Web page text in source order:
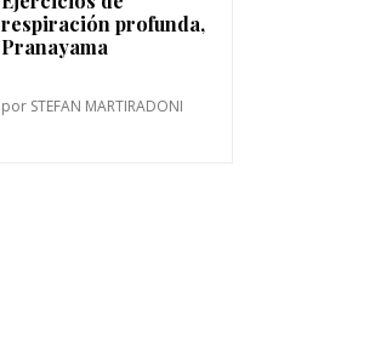
respiración profunda,
Pranayama
por STEFAN MARTIRADONI